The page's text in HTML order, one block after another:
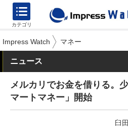
カテゴリ
Impress Watch マネー
ニュース
メルカリでお金を借りる。
マートマネー」開始
臼